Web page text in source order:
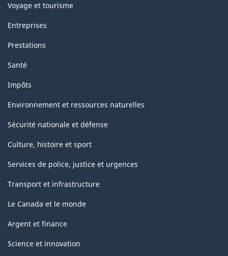
Voyage et tourisme
Entreprises
Prestations
Santé
Impôts
Environnement et ressources naturelles
Sécurité nationale et défense
Culture, histoire et sport
Services de police, justice et urgences
Transport et infrastructure
Le Canada et le monde
Argent et finance
Science et innovation